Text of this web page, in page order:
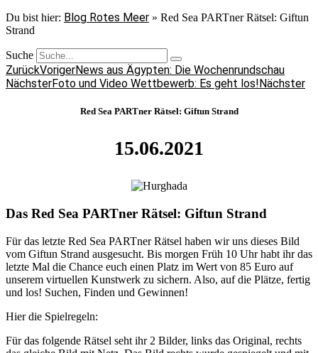
Du bist hier: Blog Rotes Meer » Red Sea PARTner Rätsel: Giftun
Strand
Suche
ZurückVorigerNews aus Ägypten: Die Wochenrundschau
NächsterFoto und Video Wettbewerb: Es geht los!Nächster
Red Sea PARTner Rätsel: Giftun Strand
15.06.2021
Das Red Sea PARTner Rätsel: Giftun Strand
Für das letzte Red Sea PARTner Rätsel haben wir uns dieses Bild
vom Giftun Strand ausgesucht. Bis morgen Früh 10 Uhr habt ihr das
letzte Mal die Chance euch einen Platz im Wert von 85 Euro auf
unserem virtuellen Kunstwerk zu sichern. Also, auf die Plätze, fertig
und los! Suchen, Finden und Gewinnen!
Hier die Spielregeln:
Für das folgende Rätsel seht ihr 2 Bilder, links das Original, rechts